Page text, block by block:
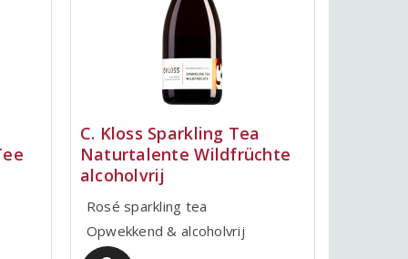
C. Kloss Sparkling Tea
Naturtalente Wildfrüchte
alcoholvrij
Rosé sparkling tea
Opwekkend & alcoholvrij